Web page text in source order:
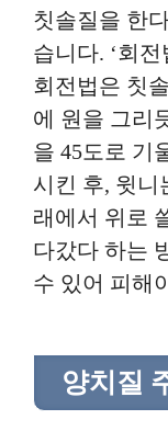
칫솔질을 한
습니다. ‘회
회전법은 칫
에 원을 그리
을 45도로 기
시킨 후, 윗니
래에서 위로
다갔다 하는
수 있어 피해
양치질